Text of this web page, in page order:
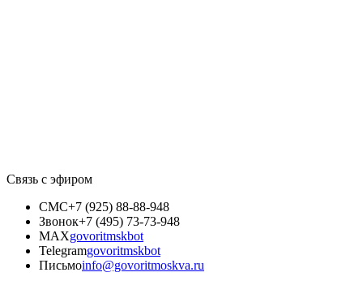
Связь с эфиром
СМС+7 (925) 88-88-948
Звонок+7 (495) 73-73-948
MAXgovoritmskbot
Telegramgovoritmskbot
Письмоinfo@govoritmoskva.ru